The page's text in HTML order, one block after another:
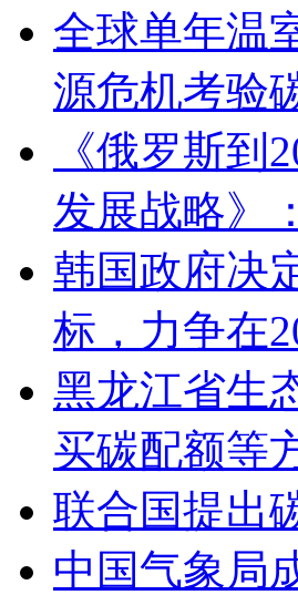
全球单年温
源危机考验
《俄罗斯
发展战略》
韩国政府决
标，力争在
黑龙江省生
买碳配额等
联合国提出
中国气象局